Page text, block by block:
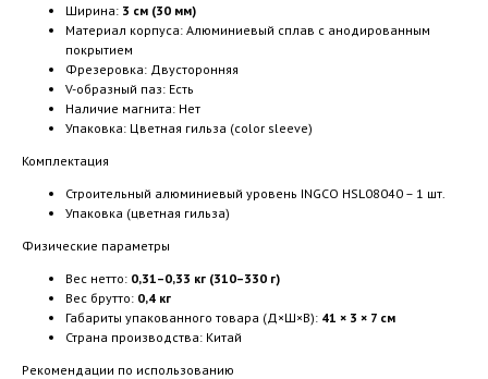
Ширина: 3 см (30 мм)
Материал корпуса: Алюминиевый сплав с анодированным
покрытием
Фрезеровка: Двусторонняя
V-образный паз: Есть
Наличие магнита: Нет
Упаковка: Цветная гильза (color sleeve)
Комплектация
Строительный алюминиевый уровень INGCO HSL08040 – 1 шт.
Упаковка (цветная гильза)
Физические параметры
Вес нетто: 0,31–0,33 кг (310–330 г)
Вес брутто: 0,4 кг
Габариты упакованного товара (Д×Ш×В): 41 × 3 × 7 см
Страна производства: Китай
Рекомендации по использованию